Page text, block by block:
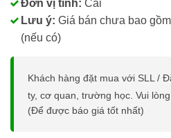
Đơn vị tính: Cái
Lưu ý: Giá bán chưa bao
(nếu có)
Khách hàng đặt mua với SLL /
ty, cơ quan, trường học. Vui
(Để được báo giá tốt nhất)